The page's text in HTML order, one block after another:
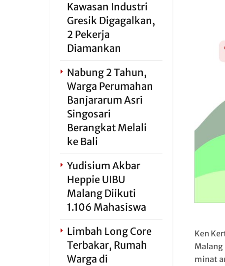
Ken
minat
Kawasan Industri
Gresik Digagalkan,
2 Pekerja
Diamankan
Nabung 2 Tahun,
Warga Perumahan
Banjararum Asri
Singosari
Berangkat Melali
ke Bali
Yudisium Akbar
Heppie UIBU
Malang Diikuti
1.106 Mahasiswa
Limbah Long Core
Terbakar, Rumah
Warga di